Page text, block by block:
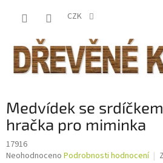
CZK
Medvídek se
hračka pro miminka
17916
Průměrné
Neohodnoceno Podrobnosti hodnocení